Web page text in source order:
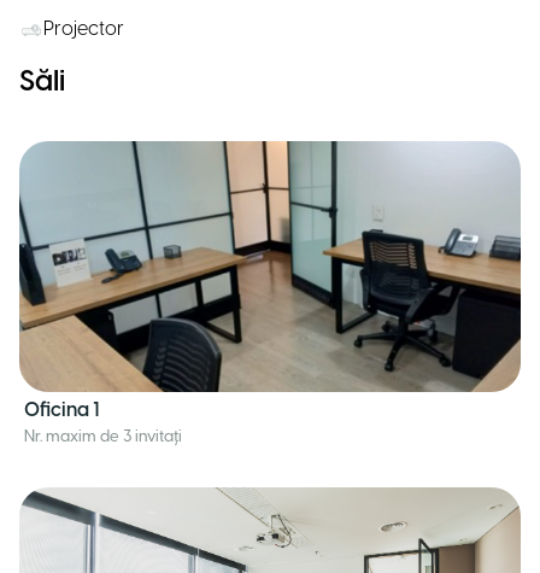
Projector
Săli
Oficina 1
Nr. maxim de 3 invitați